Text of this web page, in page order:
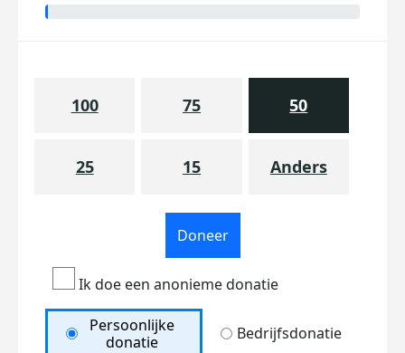
100 75 50
25 15 Anders
Doneer
Ik doe een anonieme donatie
Persoonlijke
donatie
Bedrijfsdonatie